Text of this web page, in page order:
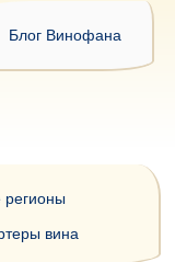
Блог Винофана
вина